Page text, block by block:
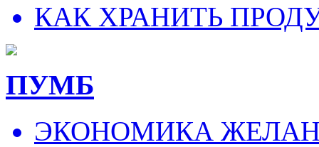
КАК ХРАНИТЬ
ПУМБ
ЭКОНОМИКА